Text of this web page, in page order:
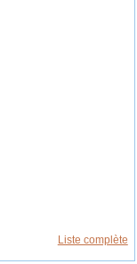
Liste complète